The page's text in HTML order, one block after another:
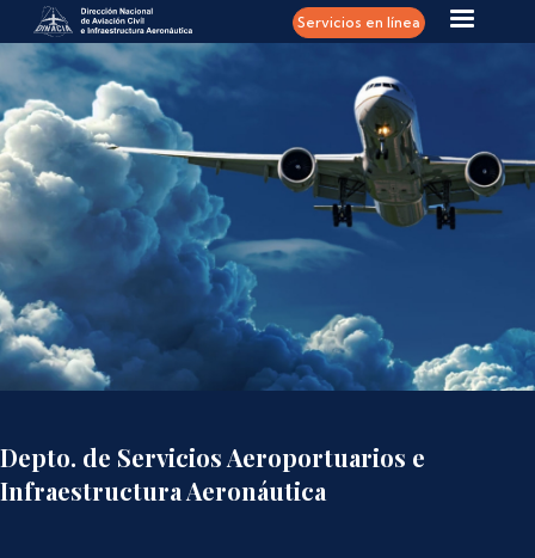
Pasar al contenido principal Servicios en línea
Depto. de Servicios Aeroportuarios e
Infraestructura Aeronáutica